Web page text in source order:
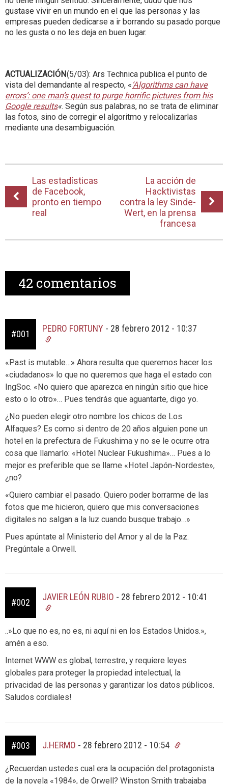
gustase vivir en un mundo en el que las personas y las
empresas pueden dedicarse a ir borrando su pasado porque
no les gusta o no les deja en buen lugar.
ACTUALIZACIÓN(5/03): Ars Technica publica el punto de
vista del demandante al respecto, « ‘Algorithms can have
errors’: one man’s quest to purge horrific pictures from his
Google results«. Según sus palabras, no se trata de eliminar
las fotos, sino de corregir el algoritmo y relocalizarlas
mediante una desambiguación.
Las estadísticas
de Facebook,
pronto en tiempo
real
La acción de
Hacktivistas
contra la ley Sinde-
Wert, en la prensa
francesa
42 comentarios
#001
PEDRO FORTUNY - 28 febrero 2012 - 10:37
«Past is mutable…» Ahora resulta que queremos hacer los
«ciudadanos» lo que no queremos que haga el estado con
IngSoc. «No quiero que aparezca en ningún sitio que hice
esto o lo otro»… Pues tendrás que aguantarte, digo yo.
¿No pueden elegir otro nombre los chicos de Los
Alfaques? Es como si dentro de 20 años alguien pone un
hotel en la prefectura de Fukushima y no se le ocurre otra
cosa que llamarlo: «Hotel Nuclear Fukushima»… Pues a lo
mejor es preferible que se llame «Hotel Japón-Nordeste»,
¿no?
«Quiero cambiar el pasado. Quiero poder borrarme de las
fotos que me hicieron, quiero que mis conversaciones
digitales no salgan a la luz cuando busque trabajo…»
Pues apúntate al Ministerio del Amor y al de la Paz.
Pregúntale a Orwell.
#002
JAVIER LEÓN RUBIO - 28 febrero 2012 - 10:41
..»Lo que no es, no es, ni aquí ni en los Estados Unidos.»,
amén a eso.
Internet WWW es global, terrestre, y requiere leyes
globales para proteger la propiedad intelectual, la
privacidad de las personas y garantizar los datos públicos.
Saludos cordiales!
#003 J.HERMO - 28 febrero 2012 - 10:54
¿Recuerdan ustedes cual era la ocupación del protagonista
de la novela «1984», de Orwell? Winston Smith trabajaba